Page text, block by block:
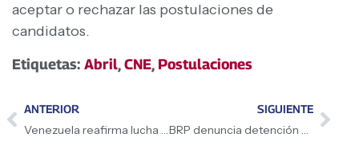
aceptar o rechazar las postulaciones de
candidatos.
Etiquetas: Abril,CNE, Postulaciones
ANTERIOR SIGUIENTE